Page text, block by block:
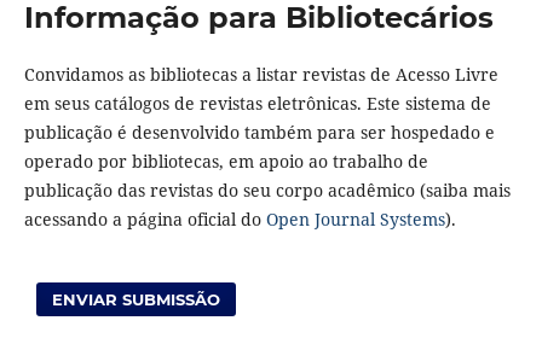
Informação para Bibliotecários
Convidamos as bibliotecas a listar revistas de Acesso Livre
em seus catálogos de revistas eletrônicas. Este sistema de
publicação é desenvolvido também para ser hospedado e
operado por bibliotecas, em apoio ao trabalho de
publicação das revistas do seu corpo acadêmico (saiba mais
acessando a página oficial do Open Journal Systems).
ENVIAR SUBMISSÃO